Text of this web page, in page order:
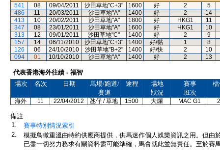
541
08 09/04/2011 沙田草地"C+3" 1600 好 2 5
486
11 20/03/2011 沙田草地"A" 1400 好 2 14
413
10 20/02/2011 沙田草地"A" 1800 好 HKG1 11
347
08 23/01/2011 沙田草地"A" 1600 好 HKG1 10
313
12 09/01/2011 沙田草地"C" 1400 好 2 9
157
14 06/11/2010 沙田草地"C+3" 1400 好/黏 1 8
126
06 24/10/2010 沙田草地"B+2" 1400 好/快 2 10
094
01 10/10/2010 沙田草地"A" 1400 好 2 13
代表香港海外往績 - 福智
場次
名次 日期
馬場/跑道/
賽道
途程
場地
狀況
賽事
班次
海外 11 22/04/2012 氹仔 / 草地 1500 大爛 MAC G1 2
備註:
1.
賽事特別情況索引
2.
模擬鳥瞰重溫由特約供應商提供，供馬迷作個人娛樂資訊之用。但
已盡一切努力務求有關資料盡可能準確，馬會就此並無責任。至於賽